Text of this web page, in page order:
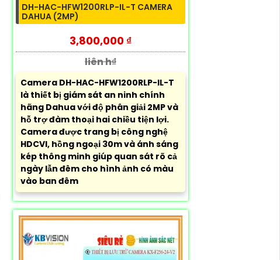
DH-HAC-HFW1200RLP-IL-T CAMERA
DAHUA (2MP)
3,800,000 ₫
liên h₫
Camera DH-HAC-HFW1200RLP-IL-T
là thiết bị giám sát an ninh chính
hãng Dahua với độ phân giải 2MP và
hỗ trợ đàm thoại hai chiều tiện lợi.
Camera được trang bị công nghệ
HDCVI, hồng ngoại 30m và ánh sáng
kép thông minh giúp quan sát rõ cả
ngày lẫn đêm cho hình ảnh có màu
vào ban đêm